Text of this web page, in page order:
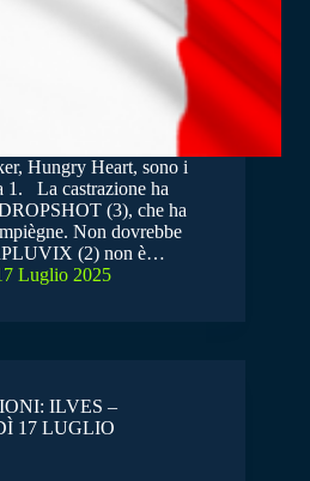
Hungry Heart, sono i
1. La castrazione ha
(3), che ha
Non dovrebbe
(2) non è…
Luglio 2025
ILVES –
17 LUGLIO